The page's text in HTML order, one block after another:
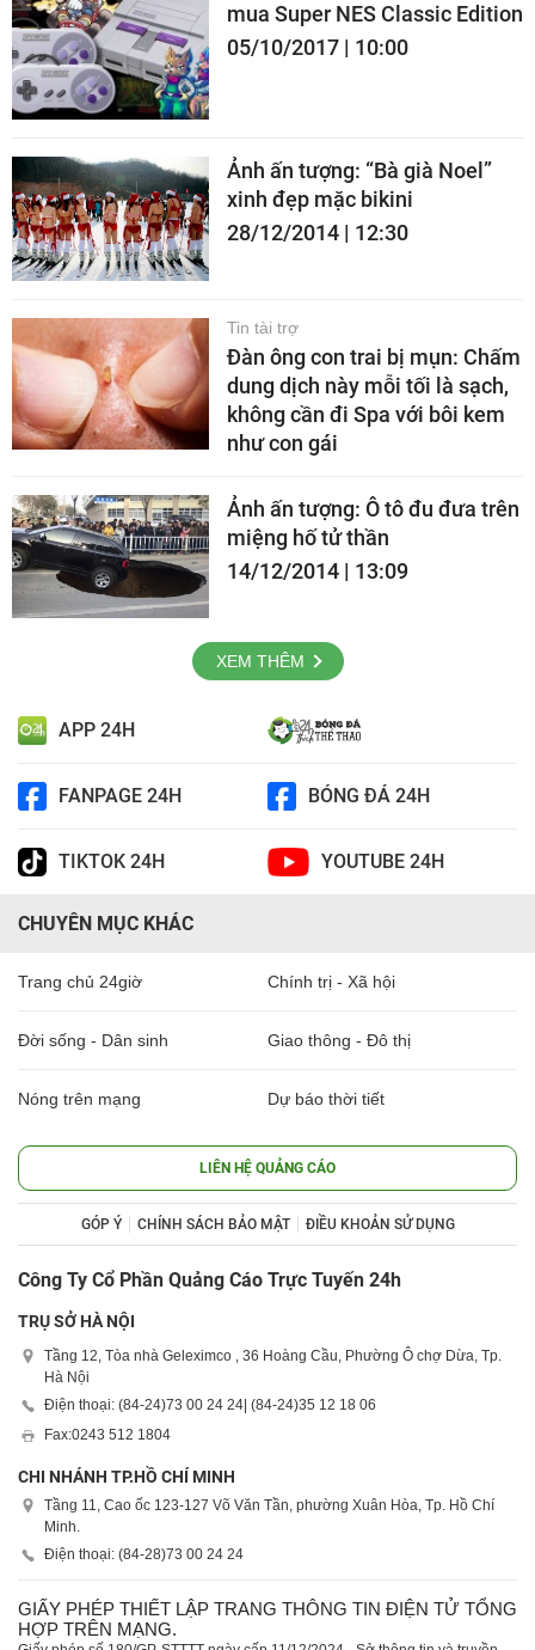
mua Super NES Classic Edition
05/10/2017 | 10:00
Ảnh ấn tượng: “Bà già Noel”
xinh đẹp mặc bikini
28/12/2014 | 12:30
Tin tài trợ
Đàn ông con trai bị mụn: Chấm
dung dịch này mỗi tối là sạch,
không cần đi Spa với bôi kem
như con gái
Ảnh ấn tượng: Ô tô đu đưa trên
miệng hố tử thần
14/12/2014 | 13:09
XEM THÊM
APP 24H
FANPAGE 24H BÓNG ĐÁ 24H
TIKTOK 24H YOUTUBE 24H
CHUYÊN MỤC KHÁC
Trang chủ 24giờ Chính trị - Xã hội
Đời sống - Dân sinh Giao thông - Đô thị
Nóng trên mạng Dự báo thời tiết
LIÊN HỆ QUẢNG CÁO
GÓP Ý CHÍNH SÁCH BẢO MẬT ĐIỀU KHOẢN SỬ DỤNG
Công Ty Cổ Phần Quảng Cáo Trực Tuyến 24h
TRỤ SỞ HÀ NỘI
Tầng 12, Tòa nhà Geleximco , 36 Hoàng Cầu, Phường Ô chợ Dừa, Tp.
Hà Nội
Điện thoại: (84-24)73 00 24 24 | (84-24)35 12 18 06
Fax:0243 512 1804
CHI NHÁNH TP.HỒ CHÍ MINH
Tầng 11, Cao ốc 123-127 Võ Văn Tần, phường Xuân Hòa, Tp. Hồ Chí
Minh.
Điện thoại: (84-28)73 00 24 24
GIẤY PHÉP THIẾT LẬP TRANG THÔNG TIN ĐIỆN TỬ TỔNG
HỢP TRÊN MẠNG.